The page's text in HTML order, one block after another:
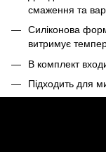
смаження та
Силіконова
витримує
В комплект
Підходить для